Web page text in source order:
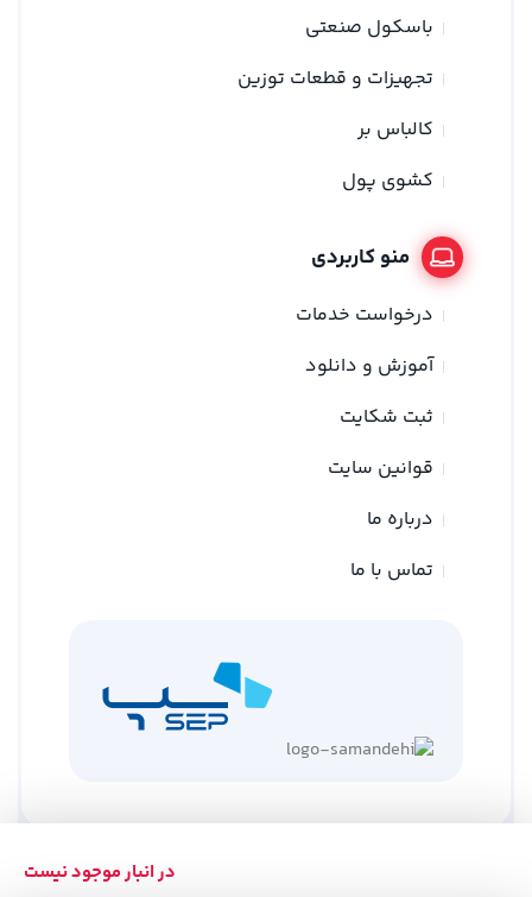
در انبار موجود نیست
باسکول صنعتی
تجهیزات و قطعات توزین
کالباس بر
کشوی پول
منو کاربردی
درخواست خدمات
آموزش و دانلود
ثبت شکایت
قوانین سایت
درباره ما
تماس با ما